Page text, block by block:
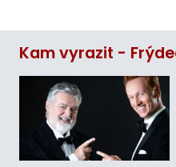
Kam vyrazit -